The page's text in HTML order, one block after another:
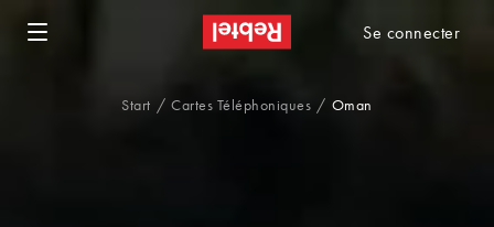
Start Cartes Téléphoniques Oman
Se connecter